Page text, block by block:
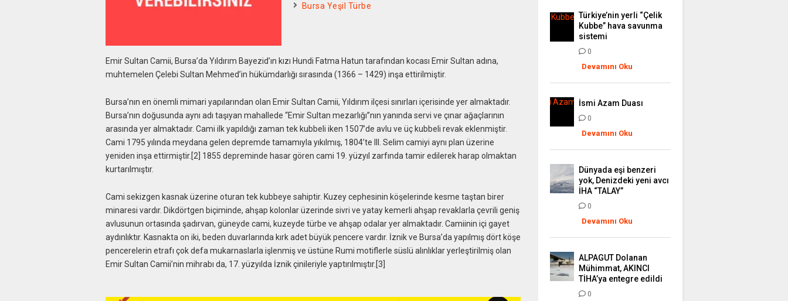
Bursa Yeşil Türbe
Emir Sultan Camii, Bursa’da Yıldırım Bayezid’ın kızı Hundi Fatma Hatun tarafından kocası Emir Sultan adına,
muhtemelen Çelebi Sultan Mehmed’in hükümdarlığı sırasında (1366 – 1429) inşa ettirilmiştir.
Bursa’nın en önemli mimari yapılarından olan Emir Sultan Camii, Yıldırım ilçesi sınırları içerisinde yer almaktadır.
Bursa’nın doğusunda aynı adı taşıyan mahallede “Emir Sultan mezarlığı”nın yanında servi ve çınar ağaçlarının
arasında yer almaktadır. Cami ilk yapıldığı zaman tek kubbeli iken 1507’de avlu ve üç kubbeli revak eklenmiştir.
Cami 1795 yılında meydana gelen depremde tamamıyla yıkılmış, 1804’te III. Selim camiyi aynı plan üzerine
yeniden inşa ettirmiştir.[2] 1855 depreminde hasar gören cami 19. yüzyıl zarfında tamir edilerek harap olmaktan
kurtarılmıştır.
Cami sekizgen kasnak üzerine oturan tek kubbeye sahiptir. Kuzey cephesinin köşelerinde kesme taştan birer
minaresi vardır. Dikdörtgen biçiminde, ahşap kolonlar üzerinde sivri ve yatay kemerli ahşap revaklarla çevrili geniş
avlusunun ortasında şadırvan, güneyde cami, kuzeyde türbe ve ahşap odalar yer almaktadır. Camiinin içi gayet
aydınlıktır. Kasnakta on iki, beden duvarlarında kırk adet büyük pencere vardır. İznik ve Bursa’da yapılmış dört köşe
pencerelerin etrafı çok defa mukarnaslarla işlenmiş ve üstüne Rumi motiflerle süslü alınlıklar yerleştirilmiş olan
Emir Sultan Camii’nin mihrabı da, 17. yüzyılda İznik çinileriyle yaptırılmıştır.[3]
Türkiye’nin yerli “Çelik
Kubbe” hava savunma
sistemi
0
Devamını Oku
İsmi Azam Duası
0
Devamını Oku
Dünyada eşi benzeri
yok, Denizdeki yeni avcı
İHA “TALAY”
0
Devamını Oku
ALPAGUT Dolanan
Mühimmat, AKINCI
TİHA’ya entegre edildi
0